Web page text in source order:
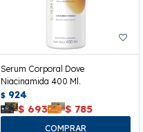
Serum Corporal Dove
Niacinamida 400 Ml.
$ 924
$ 693 $ 785